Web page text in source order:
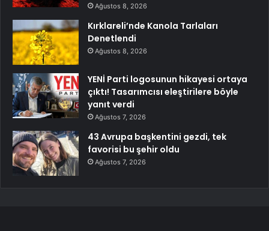
Ağustos 8, 2026
Kırklareli’nde Kanola Tarlaları
Denetlendi
Ağustos 8, 2026
YENİ Parti logosunun hikayesi ortaya
çıktı! Tasarımcısı eleştirilere böyle
yanıt verdi
Ağustos 7, 2026
43 Avrupa başkentini gezdi, tek
favorisi bu şehir oldu
Ağustos 7, 2026